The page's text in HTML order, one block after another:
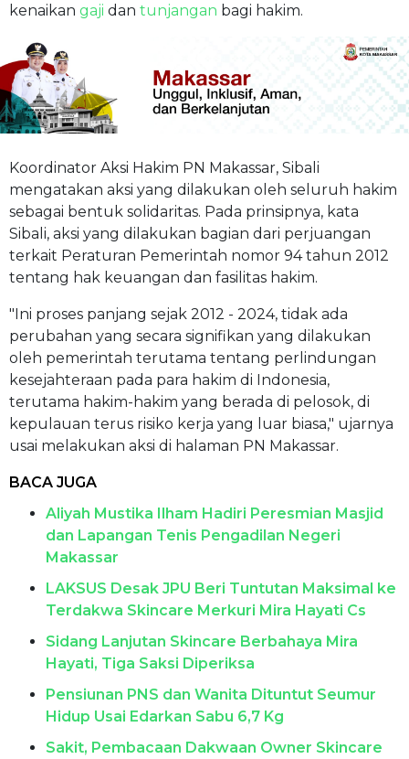
kenaikan gaji dan tunjangan bagi hakim.
Koordinator Aksi Hakim PN Makassar, Sibali
mengatakan aksi yang dilakukan oleh seluruh hakim
sebagai bentuk solidaritas. Pada prinsipnya, kata
Sibali, aksi yang dilakukan bagian dari perjuangan
terkait Peraturan Pemerintah nomor 94 tahun 2012
tentang hak keuangan dan fasilitas hakim.
"Ini proses panjang sejak 2012 - 2024, tidak ada
perubahan yang secara signifikan yang dilakukan
oleh pemerintah terutama tentang perlindungan
kesejahteraan pada para hakim di Indonesia,
terutama hakim-hakim yang berada di pelosok, di
kepulauan terus risiko kerja yang luar biasa," ujarnya
usai melakukan aksi di halaman PN Makassar.
BACA JUGA
Aliyah Mustika Ilham Hadiri Peresmian Masjid
dan Lapangan Tenis Pengadilan Negeri
Makassar
LAKSUS Desak JPU Beri Tuntutan Maksimal ke
Terdakwa Skincare Merkuri Mira Hayati Cs
Sidang Lanjutan Skincare Berbahaya Mira
Hayati, Tiga Saksi Diperiksa
Pensiunan PNS dan Wanita Dituntut Seumur
Hidup Usai Edarkan Sabu 6,7 Kg
Sakit, Pembacaan Dakwaan Owner Skincare